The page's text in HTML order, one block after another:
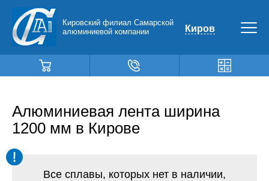
Кировский филиал Самарской
алюминиевой компании
Киров
Алюминиевая лента ширина
1200 мм в Кирове
Все сплавы, которых нет в наличии,